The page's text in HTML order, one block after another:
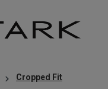
Cropped Fit